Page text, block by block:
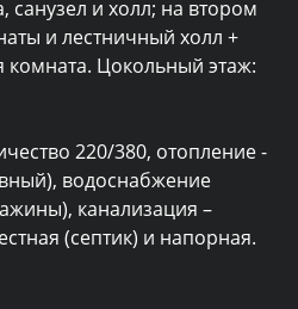
санузел и холл; на втором
и лестничный холл +
комната. Цокольный этаж:
220/380, отопление -
водоснабжение
канализация –
(септик) и напорная.